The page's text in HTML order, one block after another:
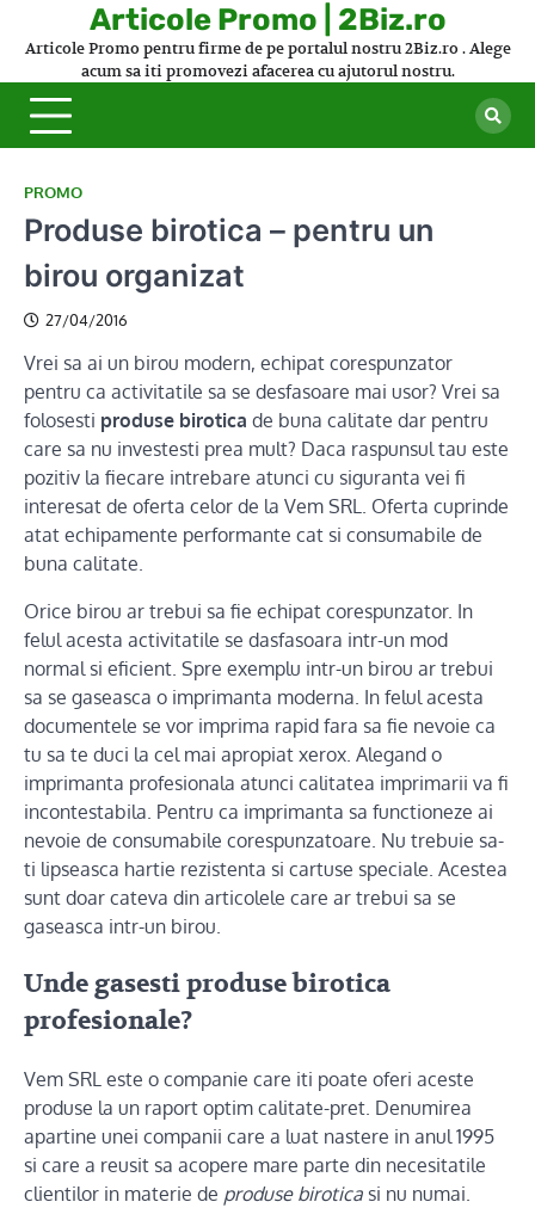
Articole Promo | 2Biz.ro
Articole Promo pentru firme de pe portalul nostru 2Biz.ro . Alege
acum sa iti promovezi afacerea cu ajutorul nostru.
PROMO
Produse birotica – pentru un
birou organizat
27/04/2016
Vrei sa ai un birou modern, echipat corespunzator
pentru ca activitatile sa se desfasoare mai usor? Vrei sa
folosesti produse birotica de buna calitate dar pentru
care sa nu investesti prea mult? Daca raspunsul tau este
pozitiv la fiecare intrebare atunci cu siguranta vei fi
interesat de oferta celor de la Vem SRL. Oferta cuprinde
atat echipamente performante cat si consumabile de
buna calitate.
Orice birou ar trebui sa fie echipat corespunzator. In
felul acesta activitatile se dasfasoara intr-un mod
normal si eficient. Spre exemplu intr-un birou ar trebui
sa se gaseasca o imprimanta moderna. In felul acesta
documentele se vor imprima rapid fara sa fie nevoie ca
tu sa te duci la cel mai apropiat xerox. Alegand o
imprimanta profesionala atunci calitatea imprimarii va fi
incontestabila. Pentru ca imprimanta sa functioneze ai
nevoie de consumabile corespunzatoare. Nu trebuie sa-
ti lipseasca hartie rezistenta si cartuse speciale. Acestea
sunt doar cateva din articolele care ar trebui sa se
gaseasca intr-un birou.
Unde gasesti produse birotica
profesionale?
Vem SRL este o companie care iti poate oferi aceste
produse la un raport optim calitate-pret. Denumirea
apartine unei companii care a luat nastere in anul 1995
si care a reusit sa acopere mare parte din necesitatile
clientilor in materie de produse birotica si nu numai.